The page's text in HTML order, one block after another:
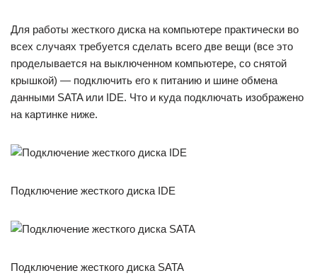
Для работы жесткого диска на компьютере практически во
всех случаях требуется сделать всего две вещи (все это
проделывается на выключенном компьютере, со снятой
крышкой) — подключить его к питанию и шине обмена
данными SATA или IDE. Что и куда подключать изображено
на картинке ниже.
Подключение жесткого диска IDE
Подключение жесткого диска SATA